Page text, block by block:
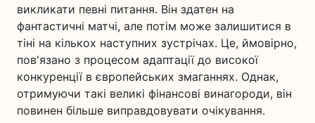
викликати певні питання. Він здатен на
фантастичні матчі, але потім може залишитися в
тіні на кількох наступних зустрічах. Це, ймовірно,
пов'язано з процесом адаптації до високої
конкуренції в європейських змаганнях. Однак,
отримуючи такі великі фінансові винагороди, він
повинен більше виправдовувати очікування.